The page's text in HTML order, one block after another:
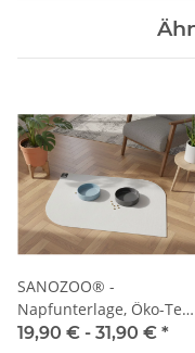
SANOZOO® -
Napfunterlage, Öko-Tex,
Blatt
19,90 € - 31,90 € *